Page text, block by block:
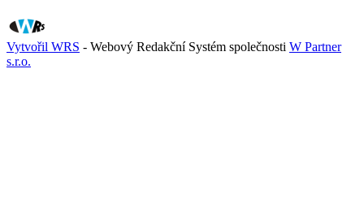
Vytvořil WRS - Webový Redakční Systém společnosti W Partner
s.r.o.